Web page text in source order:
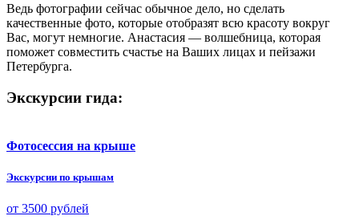
Ведь фотографии сейчас обычное дело, но сделать
качественные фото, которые отобразят всю красоту вокруг
Вас, могут немногие. Анастасия — волшебница, которая
поможет совместить счастье на Ваших лицах и пейзажи
Петербурга.
Экскурсии гида:
Фотосессия на крыше
Экскурсии по крышам
от 3500 рублей